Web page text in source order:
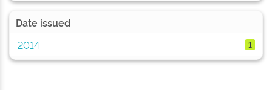
Date issued
2014
1